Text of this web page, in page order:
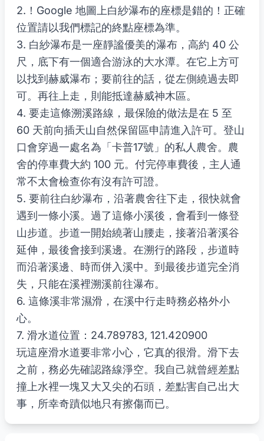
2.！Google 地圖上白紗瀑布的座標是錯的！正確
位置請以我們標記的終點座標為準。
3. 白紗瀑布是一座靜謐優美的瀑布，高約 40 公
尺，底下有一個適合游泳的大水潭。在它上方可
以找到赫威瀑布；要前往的話，從左側繞過去即
可。再往上走，則能抵達赫威神木區。
4. 要走這條溯溪路線，最保險的做法是在 5 至
60 天前向插天山自然保留區申請進入許可。登山
口會穿過一處名為「卡普17號」的私人農舍。農
舍的停車費大約 100 元。付完停車費後，主人通
常不太會檢查你有沒有許可證。
5. 要前往白紗瀑布，沿著農舍往下走，很快就會
遇到一條小溪。過了這條小溪後，會看到一條登
山步道。步道一開始繞著山腰走，接著沿著溪谷
延伸，最後會接到溪邊。在溯行的路段，步道時
而沿著溪邊、時而併入溪中。到最後步道完全消
失，只能在溪裡溯溪前往瀑布。
6. 這條溪非常濕滑，在溪中行走時務必格外小
心。
7. 滑水道位置：24.789783, 121.420900
玩這座滑水道要非常小心，它真的很滑。滑下去
之前，務必先確認路線淨空。我自己就曾經差點
撞上水裡一塊又大又尖的石頭，差點害自己出大
事，所幸奇蹟似地只有擦傷而已。